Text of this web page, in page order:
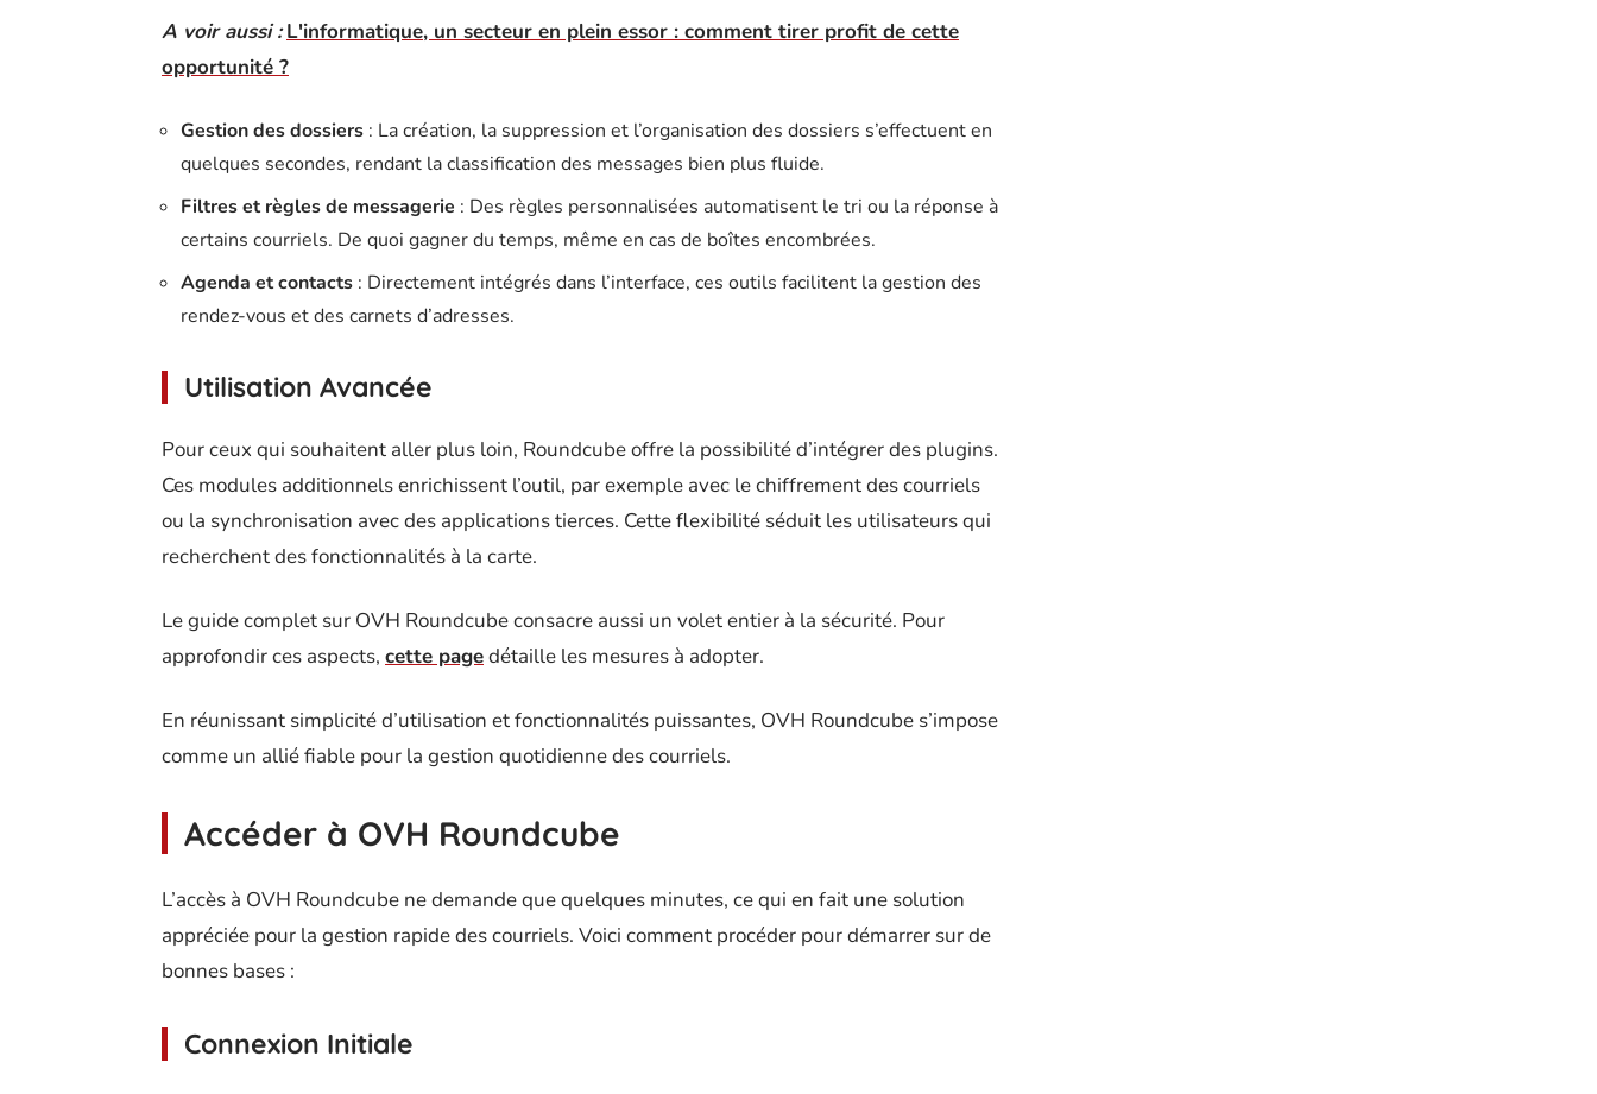
A voir aussi : L'informatique, un secteur en plein essor : comment tirer profit de cette
opportunité ?
Gestion des dossiers : La création, la suppression et l’organisation des dossiers s’effectuent en
quelques secondes, rendant la classification des messages bien plus fluide.
Filtres et règles de messagerie : Des règles personnalisées automatisent le tri ou la réponse à
certains courriels. De quoi gagner du temps, même en cas de boîtes encombrées.
Agenda et contacts : Directement intégrés dans l’interface, ces outils facilitent la gestion des
rendez-vous et des carnets d’adresses.
Utilisation Avancée
Pour ceux qui souhaitent aller plus loin, Roundcube offre la possibilité d’intégrer des plugins.
Ces modules additionnels enrichissent l’outil, par exemple avec le chiffrement des courriels
ou la synchronisation avec des applications tierces. Cette flexibilité séduit les utilisateurs qui
recherchent des fonctionnalités à la carte.
Le guide complet sur OVH Roundcube consacre aussi un volet entier à la sécurité. Pour
approfondir ces aspects, cette pagedétaille les mesures à adopter.
En réunissant simplicité d’utilisation et fonctionnalités puissantes, OVH Roundcube s’impose
comme un allié fiable pour la gestion quotidienne des courriels.
Accéder à OVH Roundcube
L’accès à OVH Roundcube ne demande que quelques minutes, ce qui en fait une solution
appréciée pour la gestion rapide des courriels. Voici comment procéder pour démarrer sur de
bonnes bases :
Connexion Initiale